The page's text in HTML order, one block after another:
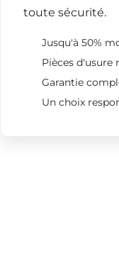
toute sécurité.
Jusqu'à 50%
Pièces d'usure
Garantie
Un choix